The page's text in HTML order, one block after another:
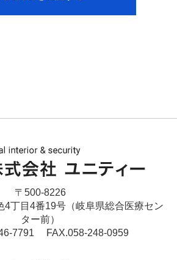
〒500-8226
丁目4番19号（岐阜県総合医療セン
ター前）
7791 FAX.058-248-0959